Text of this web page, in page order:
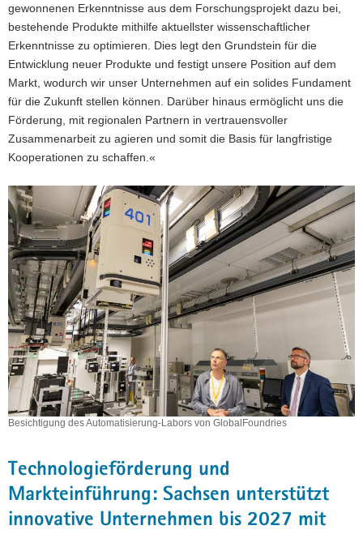
gewonnenen Erkenntnisse aus dem Forschungsprojekt dazu bei,
bestehende Produkte mithilfe aktuellster wissenschaftlicher
Erkenntnisse zu optimieren. Dies legt den Grundstein für die
Entwicklung neuer Produkte und festigt unsere Position auf dem
Markt, wodurch wir unser Unternehmen auf ein solides Fundament
für die Zukunft stellen können. Darüber hinaus ermöglicht uns die
Förderung, mit regionalen Partnern in vertrauensvoller
Zusammenarbeit zu agieren und somit die Basis für langfristige
Kooperationen zu schaffen.«
Besichtigung des Automatisierung-Labors von GlobalFoundries
Technologieförderung und
Markteinführung: Sachsen unterstützt
innovative Unternehmen bis 2027 mit